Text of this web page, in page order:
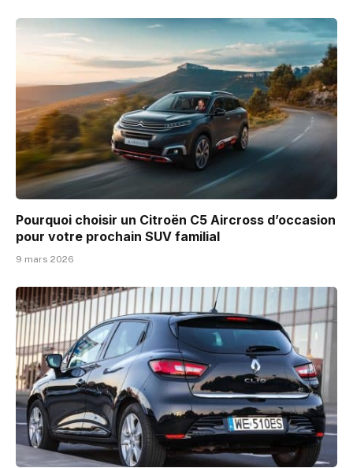
Pourquoi choisir un Citroën C5 Aircross d’occasion
pour votre prochain SUV familial
9 mars 2026